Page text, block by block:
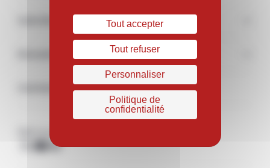
Tout accepter
Tout refuser
Personnaliser
Politique de
confidentialité
Documentations & médias
Youtube
Linkedin